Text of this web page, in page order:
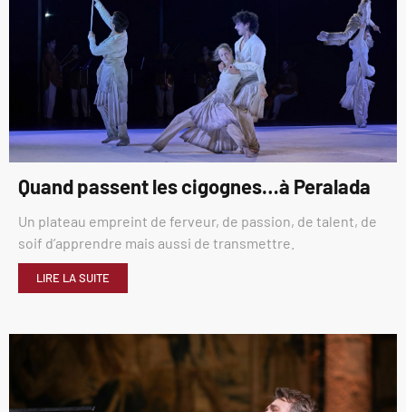
Quand passent les cigognes…à Peralada
Un plateau empreint de ferveur, de passion, de talent, de
soif d’apprendre mais aussi de transmettre.
LIRE LA SUITE